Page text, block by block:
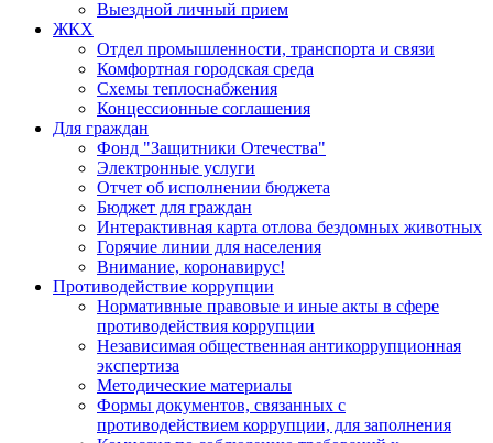
Выездной личный прием
ЖКХ
Отдел промышленности, транспорта и связи
Комфортная городская среда
Схемы теплоснабжения
Концессионные соглашения
Для граждан
Фонд "Защитники Отечества"
Электронные услуги
Отчет об исполнении бюджета
Бюджет для граждан
Интерактивная карта отлова бездомных животных
Горячие линии для населения
Внимание, коронавирус!
Противодействие коррупции
Нормативные правовые и иные акты в сфере
противодействия коррупции
Независимая общественная антикоррупционная
экспертиза
Методические материалы
Формы документов, связанных с
противодействием коррупции, для заполнения